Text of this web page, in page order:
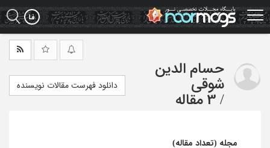
Skip
to
main
حسام الدین
شوقی
/ 3 مقاله
دانلود فهرست مقالات نویسنده
مجله (تعداد مقاله)